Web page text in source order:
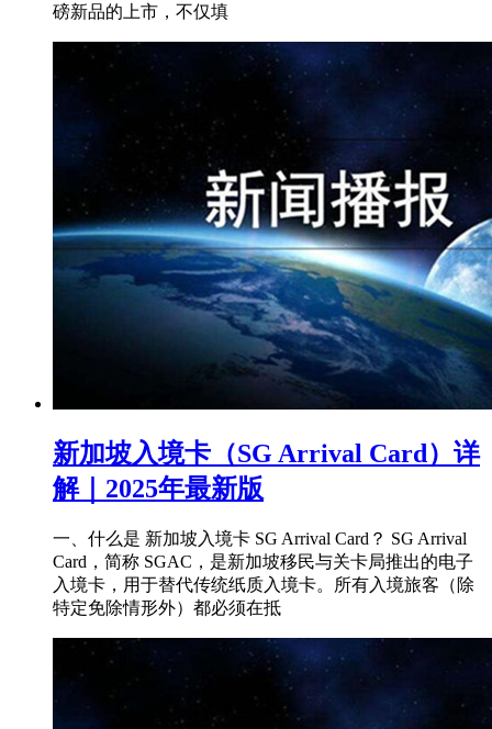
磅新品的上市，不仅填
新加坡入境卡（SG Arrival Card）详
解｜2025年最新版
一、什么是 新加坡入境卡 SG Arrival Card？ SG Arrival
Card，简称 SGAC，是新加坡移民与关卡局推出的电子
入境卡，用于替代传统纸质入境卡。所有入境旅客（除
特定免除情形外）都必须在抵